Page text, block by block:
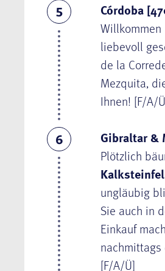
5
Córdoba
liebevoll
de la
Mezquita,
Ihnen! [F/A/
6
Gibraltar &
Plötzlich
ungläubig
Sie auch in
Einkauf
[F/A/Ü]